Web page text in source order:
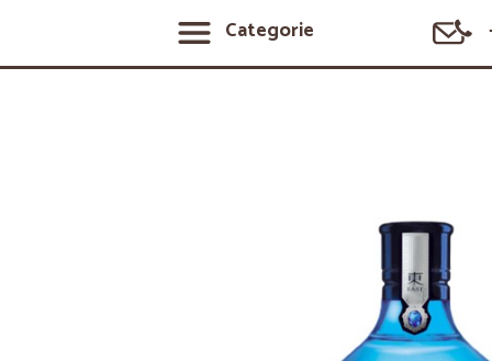
Categorie